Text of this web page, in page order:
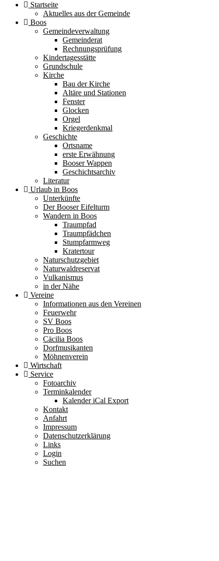
Startseite
Aktuelles aus der Gemeinde
Boos
Gemeindeverwaltung
Gemeinderat
Rechnungsprüfung
Kindertagesstätte
Grundschule
Kirche
Bau der Kirche
Altäre und Stationen
Fenster
Glocken
Orgel
Kriegerdenkmal
Geschichte
Ortsname
erste Erwähnung
Booser Wappen
Geschichtsarchiv
Literatur
Urlaub in Boos
Unterkünfte
Der Booser Eifelturm
Wandern in Boos
Traumpfad
Traumpfädchen
Stumpfarmweg
Kratertour
Naturschutzgebiet
Naturwaldreservat
Vulkanismus
in der Nähe
Vereine
Informationen aus den Vereinen
Feuerwehr
SV Boos
Pro Boos
Cäcilia Boos
Dorfmusikanten
Möhnenverein
Wirtschaft
Service
Fotoarchiv
Terminkalender
Kalender iCal Export
Kontakt
Anfahrt
Impressum
Datenschutzerklärung
Links
Login
Suchen